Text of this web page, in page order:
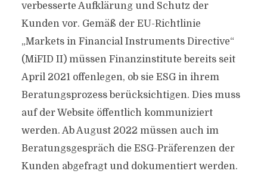
verbesserte Aufklärung und Schutz der
Kunden vor. Gemäß der EU-Richtlinie
„Markets in Financial Instruments Directive“
(MiFID II) müssen Finanzinstitute bereits seit
April 2021 offenlegen, ob sie ESG in ihrem
Beratungsprozess berücksichtigen. Dies muss
auf der Website öffentlich kommuniziert
werden. Ab August 2022 müssen auch im
Beratungsgespräch die ESG-Präferenzen der
Kunden abgefragt und dokumentiert werden.